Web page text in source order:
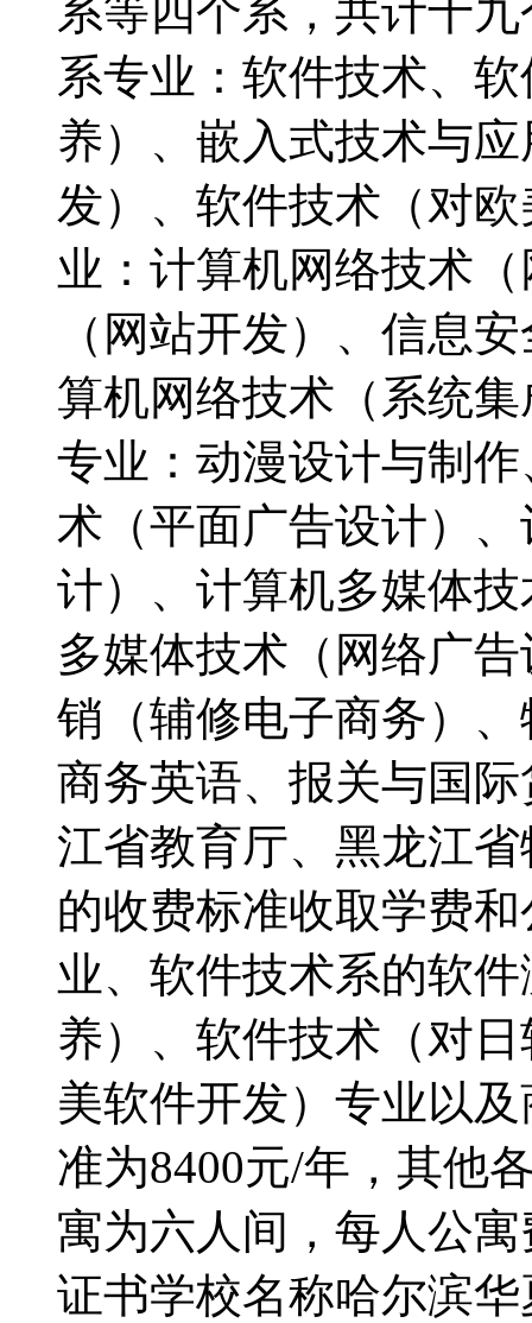
系等四个系，共计十
系专业：软件技术、
养）、嵌入式技术与
发）、软件技术（对
业：计算机网络技术
（网站开发）、信息
算机网络技术（系统
专业：动漫设计与制
术（平面广告设计）
计）、计算机多媒体
多媒体技术（网络广
销（辅修电子商务）
商务英语、报关与国
江省教育厅、黑龙江
的收费标准收取学费
业、软件技术系的软
养）、软件技术（对
美软件开发）专业以
准为8400元/年，其他
寓为六人间，每人公
证书学校名称哈尔滨